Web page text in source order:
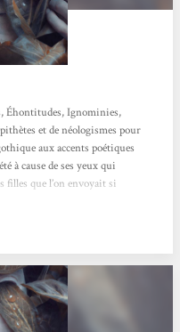
Éhontitudes, Ignominies,
et de néologismes pour
aux accents poétiques
à cause de ses yeux qui
filles que l’on envoyait si
elle avait commis une faute